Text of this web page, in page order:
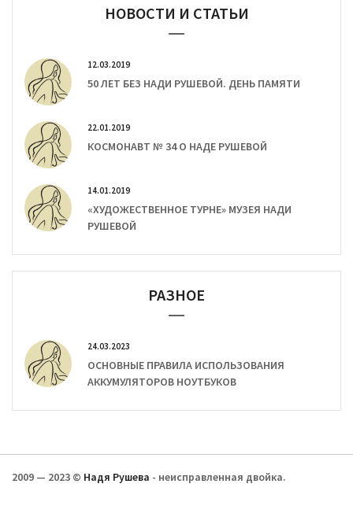
НОВОСТИ И СТАТЬИ
12.03.2019
50 ЛЕТ БЕЗ НАДИ РУШЕВОЙ. ДЕНЬ ПАМЯТИ
22.01.2019
КОСМОНАВТ № 34 О НАДЕ РУШЕВОЙ
14.01.2019
«ХУДОЖЕСТВЕННОЕ ТУРНЕ» МУЗЕЯ НАДИ
РУШЕВОЙ
РАЗНОЕ
24.03.2023
ОСНОВНЫЕ ПРАВИЛА ИСПОЛЬЗОВАНИЯ
АККУМУЛЯТОРОВ НОУТБУКОВ
2009 — 2023 © Надя Рушева - неисправленная двойка.